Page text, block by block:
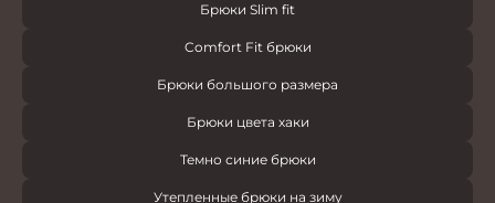
Брюки Slim fit
Comfort Fit брюки
Брюки большого размера
Брюки цвета хаки
Темно синие брюки
Утепленные брюки на зиму